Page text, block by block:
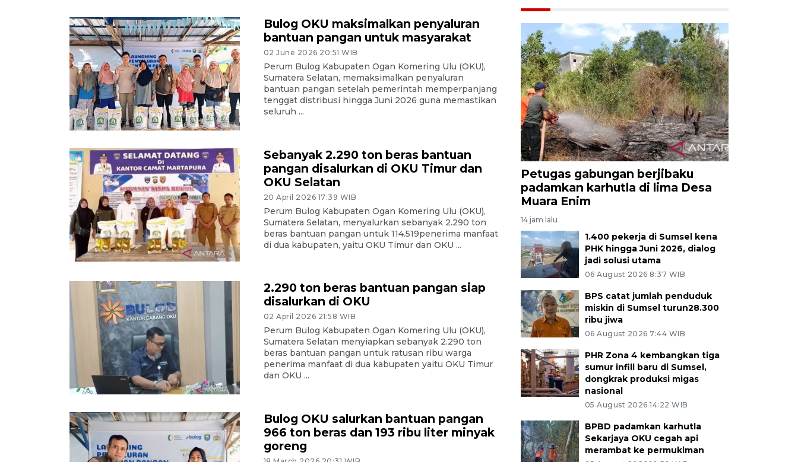
Bulog OKU maksimalkan penyaluran
bantuan pangan untuk masyarakat
02 June 2026 20:51 WIB
Perum Bulog Kabupaten Ogan Komering Ulu (OKU),
Sumatera Selatan, memaksimalkan penyaluran
bantuan pangan setelah pemerintah memperpanjang
tenggat distribusi hingga Juni 2026 guna memastikan
seluruh ...
Sebanyak 2.290 ton beras bantuan
pangan disalurkan di OKU Timur dan
OKU Selatan
20 April 2026 17:39 WIB
Perum Bulog Kabupaten Ogan Komering Ulu (OKU),
Sumatera Selatan, menyalurkan sebanyak 2.290 ton
beras bantuan pangan untuk 114.519penerima manfaat
di dua kabupaten, yaitu OKU Timur dan OKU ...
2.290 ton beras bantuan pangan siap
disalurkan di OKU
02 April 2026 21:58 WIB
Perum Bulog Kabupaten Ogan Komering Ulu (OKU),
Sumatera Selatan menyiapkan sebanyak 2.290 ton
beras bantuan pangan untuk ratusan ribu warga
penerima manfaat di dua kabupaten yaitu OKU Timur
dan OKU ...
Bulog OKU salurkan bantuan pangan
966 ton beras dan 193 ribu liter minyak
goreng
Petugas gabungan berjibaku
padamkan karhutla di lima Desa
Muara Enim
14 jam lalu
1.400 pekerja di Sumsel kena
PHK hingga Juni 2026, dialog
jadi solusi utama
06 August 2026 8:37 WIB
BPS catat jumlah penduduk
miskin di Sumsel turun28.300
ribu jiwa
06 August 2026 7:44 WIB
PHR Zona 4 kembangkan tiga
sumur infill baru di Sumsel,
dongkrak produksi migas
nasional
05 August 2026 14:22 WIB
BPBD padamkan karhutla
Sekarjaya OKU cegah api
merambat ke permukiman